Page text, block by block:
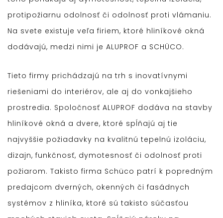
protipožiarnu odolnosť či odolnosť proti vlámaniu.
Na svete existuje veľa firiem, ktoré hliníkové okná
dodávajú, medzi nimi je ALUPROF a SCHÜCO.
Tieto firmy prichádzajú na trh s inovatívnymi
riešeniami do interiérov, ale aj do vonkajšieho
prostredia. Spoločnosť ALUPROF dodáva na stavby
hliníkové okná a dvere, ktoré spĺňajú aj tie
najvyššie požiadavky na kvalitnú tepelnú izoláciu,
dizajn, funkčnosť, dymotesnosť či odolnosť proti
požiarom. Takisto firma Schüco patrí k popredným
predajcom dverných, okenných či fasádnych
systémov z hliníka, ktoré sú takisto súčasťou